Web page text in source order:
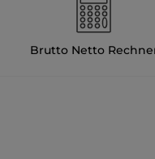
Brutto Netto